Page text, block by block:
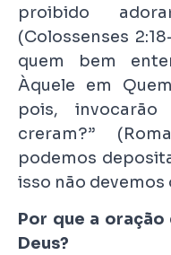
proibido
(Colossenses
quem bem
Àquele em
pois,
creram?”
podemos
isso não devemos
Por que a
Deus?